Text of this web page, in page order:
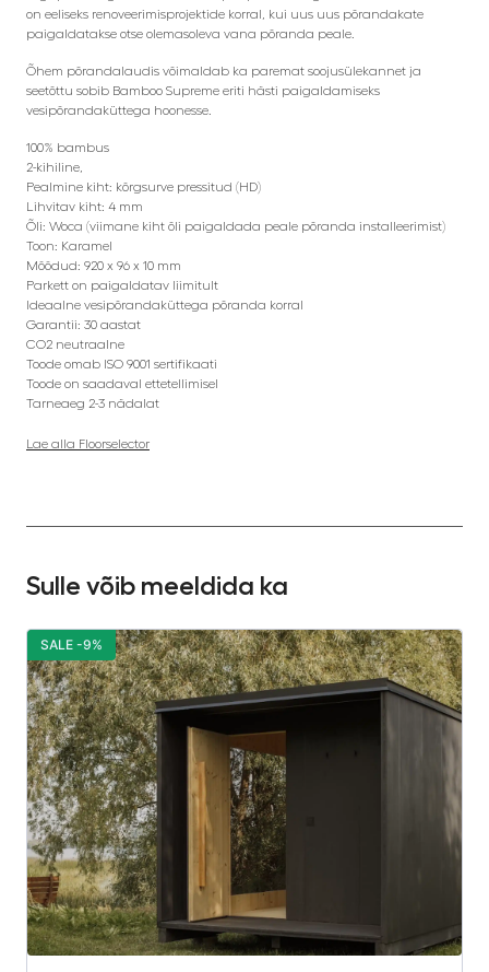
on eeliseks renoveerimisprojektide korral, kui uus uus põrandakate
paigaldatakse otse olemasoleva vana põranda peale.
Õhem põrandalaudis võimaldab ka paremat soojusülekannet ja
seetõttu sobib Bamboo Supreme eriti hästi paigaldamiseks
vesipõrandaküttega hoonesse.
100% bambus
2-kihiline,
Pealmine kiht: kõrgsurve pressitud (HD)
Lihvitav kiht: 4 mm
Õli: Woca (viimane kiht õli paigaldada peale põranda installeerimist)
Toon: Karamel
Mõõdud: 920 x 96 x 10 mm
Parkett on paigaldatav liimitult
Ideaalne vesipõrandaküttega põranda korral
Garantii: 30 aastat
CO2 neutraalne
Toode omab ISO 9001 sertifikaati
Toode on saadaval ettetellimisel
Tarneaeg 2-3 nädalat
Lae alla Floorselector
Sulle võib meeldida ka
SALE -9%